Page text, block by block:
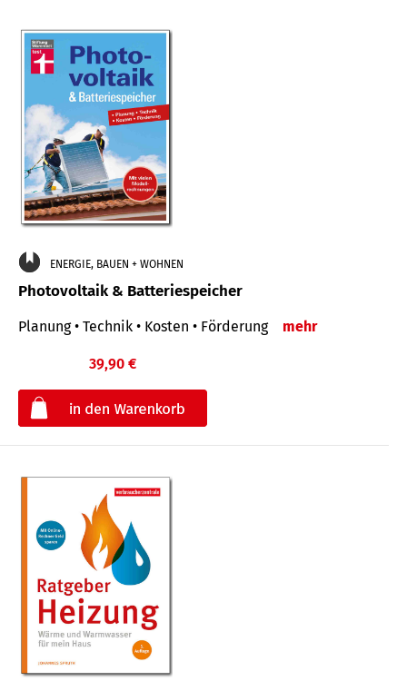
ENERGIE, BAUEN + WOHNEN
Photovoltaik & Batteriespeicher
Planung • Technik • Kosten • Förderung mehr
39,90 €